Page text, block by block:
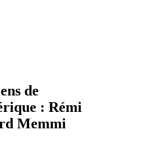
de
: Rémi
Memmi